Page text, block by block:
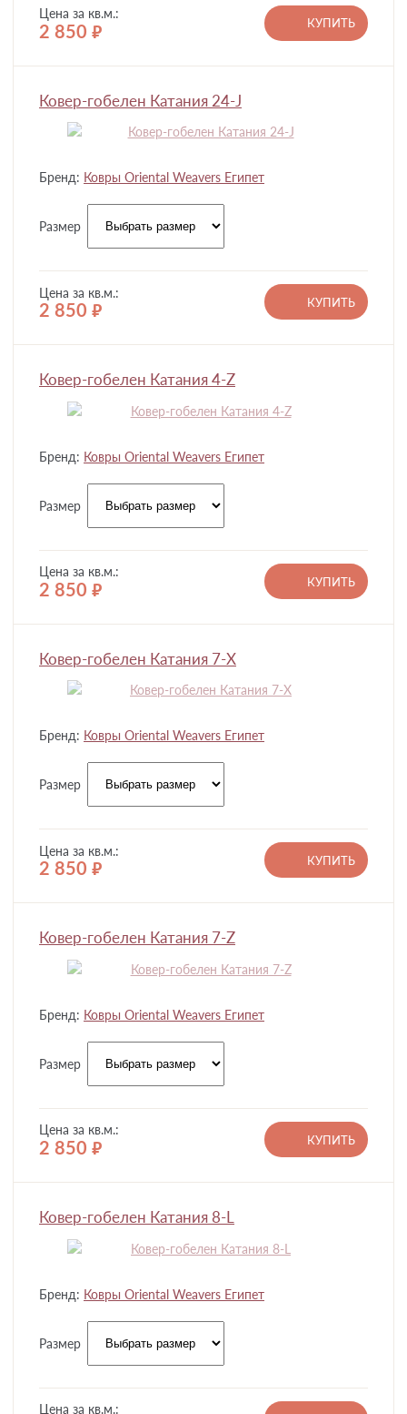
Цена за кв.м.:
2 850 руб.
КУПИТЬ
Ковер-гобелен Катания 24-J
Бренд: Ковры Oriental Weavers Египет
Размер
Цена за кв.м.:
2 850 руб.
КУПИТЬ
Ковер-гобелен Катания 4-Z
Бренд: Ковры Oriental Weavers Египет
Размер
Цена за кв.м.:
2 850 руб.
КУПИТЬ
Ковер-гобелен Катания 7-X
Бренд: Ковры Oriental Weavers Египет
Размер
Цена за кв.м.:
2 850 руб.
КУПИТЬ
Ковер-гобелен Катания 7-Z
Бренд: Ковры Oriental Weavers Египет
Размер
Цена за кв.м.:
2 850 руб.
КУПИТЬ
Ковер-гобелен Катания 8-L
Бренд: Ковры Oriental Weavers Египет
Размер
Цена за кв.м.: